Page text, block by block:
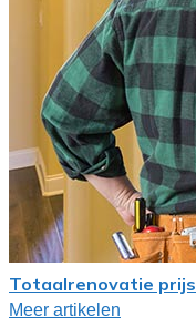
Totaalrenovatie prijs
Meer artikelen